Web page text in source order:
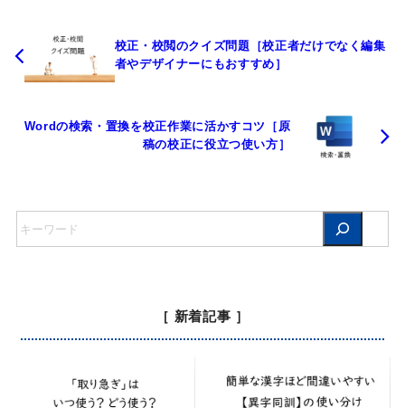
校正・校閲のクイズ問題［校正者だけでなく編集
者やデザイナーにもおすすめ］
Wordの検索・置換を校正作業に活かすコツ［原
稿の校正に役立つ使い方］
［ 新着記事 ］